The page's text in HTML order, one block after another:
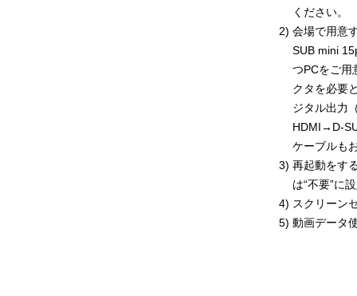
ください。
2) 会場で用意
SUB mini
つPCをご用
クタを必要
ジタル出力
HDMI→D-
ケーブルも
3) 再起動をす
は“不要”に
4) スクリーン
5) 動画データ